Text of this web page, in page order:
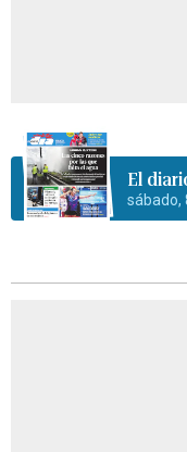
El
sábado,